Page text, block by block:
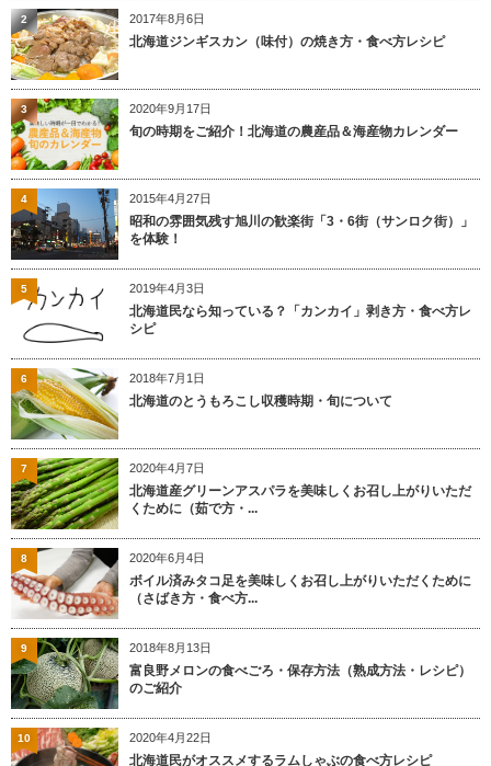
2017年8月6日
北海道ジンギスカン（味付）の焼き方・食べ方レシピ
2
2020年9月17日
旬の時期をご紹介！北海道の農産品＆海産物カレンダー
3
2015年4月27日
昭和の雰囲気残す旭川の歓楽街「3・6街（サンロク街）」
を体験！
4
2019年4月3日
北海道民なら知っている？「カンカイ」剥き方・食べ方レ
シピ
5
2018年7月1日
北海道のとうもろこし収穫時期・旬について
6
2020年4月7日
北海道産グリーンアスパラを美味しくお召し上がりいただ
くために（茹で方・...
7
2020年6月4日
ボイル済みタコ足を美味しくお召し上がりいただくために
（さばき方・食べ方...
8
2018年8月13日
富良野メロンの食べごろ・保存方法（熟成方法・レシピ）
のご紹介
9
2020年4月22日
北海道民がオススメするラムしゃぶの食べ方レシピ
10